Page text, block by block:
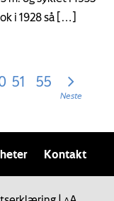
i 1928 så […]
51 55
Neste
Kontakt